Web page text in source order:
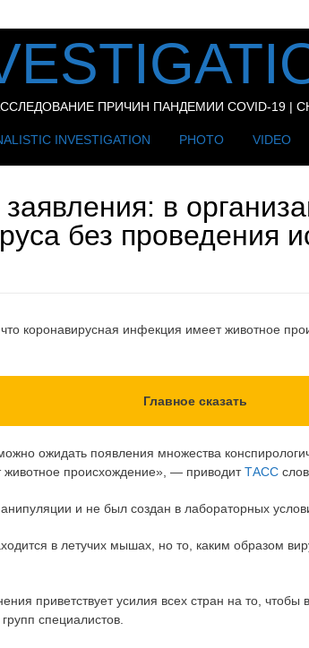
ПРИЧИН ПАНДЕМИИ COVID-19 |
INVESTIGATION PHOTO VIDEO
в
без проведения
коронавирусная инфекция имеет животное
Главное сказать
ожидать появления множества
животное происхождение», — приводитТАСС
и не был создан в лабораторных
в летучих мышах, но то, каким образом
приветствует усилия всех стран на то,
специалистов.